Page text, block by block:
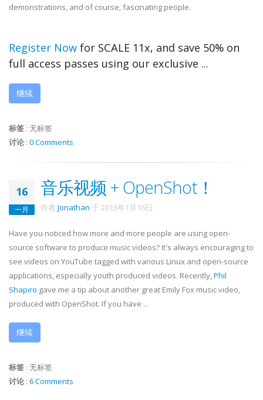
demonstrations, and of course, fascinating people.
Register Now for SCALE 11x, and save 50% on
full access passes using our exclusive ...
继续
标签 : 无标签
讨论 : 0 Comments
16
一月
音乐视频 + OpenShot！
作者 Jonathan 于 2013年1月16日 .
Have you noticed how more and more people are using open-
source software to produce music videos? It's always encouraging to
see videos on YouTube tagged with various Linux and open-source
applications, especially youth produced videos. Recently,Phil
Shapiro gave me a tip about another great Emily Fox music video,
produced with OpenShot. If you have ...
继续
标签 : 无标签
讨论 : 6 Comments